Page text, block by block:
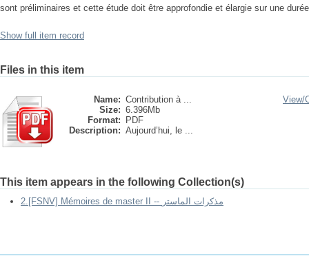
sont préliminaires et cette étude doit être approfondie et élargie sur une
Show full item record
Files in this item
Name: Contribution à ...
Size: 6.396Mb
Format:
PDF
Description: Aujourd’hui, le ...
View/
This item appears in the following Collection(s)
2.[FSNV] Mémoires de master II -- مذكرات الماستر